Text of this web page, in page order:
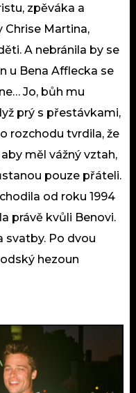
zpěváka a
Chrise Martina,
A nebránila by se
u Bena Afflecka se
Jo, bůh mu
prý s přestávkami,
rozchodu tvrdila, že
měl vážný vztah,
pouze přáteli.
od roku 1994
právě kvůli Benovi.
svatby. Po dvou
hezoun